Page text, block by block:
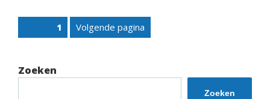
nachtrust”
Posts
pagination
1 Volgende pagina
Zoeken
Zoeken